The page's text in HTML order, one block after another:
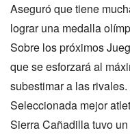
Aseguró que tiene
lograr una medalla
Sobre los próximos
que se esforzará al
subestimar a las rivales.
Seleccionada mejor
Sierra Cañadilla tuvo